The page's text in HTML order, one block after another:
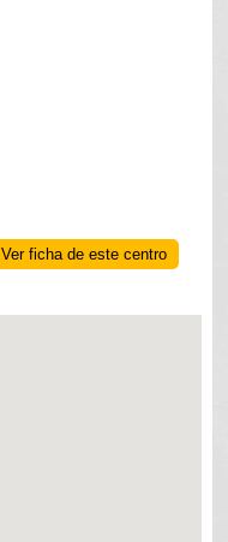
Ver ficha de este centro